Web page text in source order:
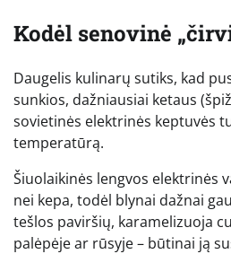
Kodėl senovinė
Daugelis kulinarų sutiks, kad
sunkios, dažniausiai ketaus
sovietinės elektrinės keptuvės
temperatūrą.
Šiuolaikinės lengvos elektrinės
nei kepa, todėl blynai dažnai
tešlos paviršių, karamelizuoja
palėpėje ar rūsyje – būtinai ją